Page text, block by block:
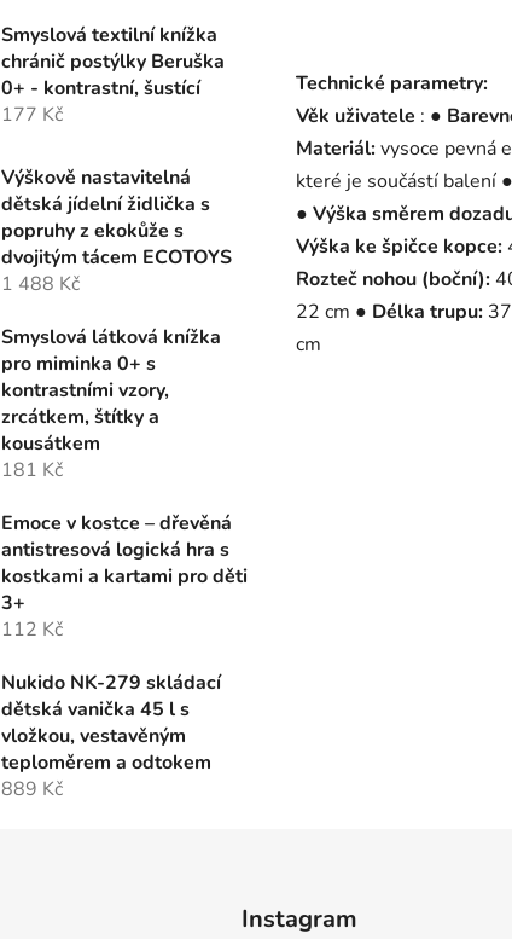
Smyslová textilní knížka
chránič postýlky Beruška
0+ - kontrastní, šustící
177 Kč
Výškově nastavitelná
dětská jídelní židlička s
popruhy z ekokůže s
dvojitým tácem ECOTOYS
1 488 Kč
Smyslová látková knížka
pro miminka 0+ s
kontrastními vzory,
zrcátkem, štítky a
kousátkem
181 Kč
Emoce v kostce – dřevěná
antistresová logická hra s
kostkami a kartami pro děti
3+
112 Kč
Nukido NK-279 skládací
dětská vanička 45 l s
vložkou, vestavěným
teploměrem a odtokem
889 Kč
Technické parametry:
Věk uživatele : ●
Materiál:vysoce pevná
které je součástí balení ●
● Výška směrem
Výška ke špičce kopce:
Rozteč nohou (boční):
22 cm ● Délka trupu:
cm
Instagram